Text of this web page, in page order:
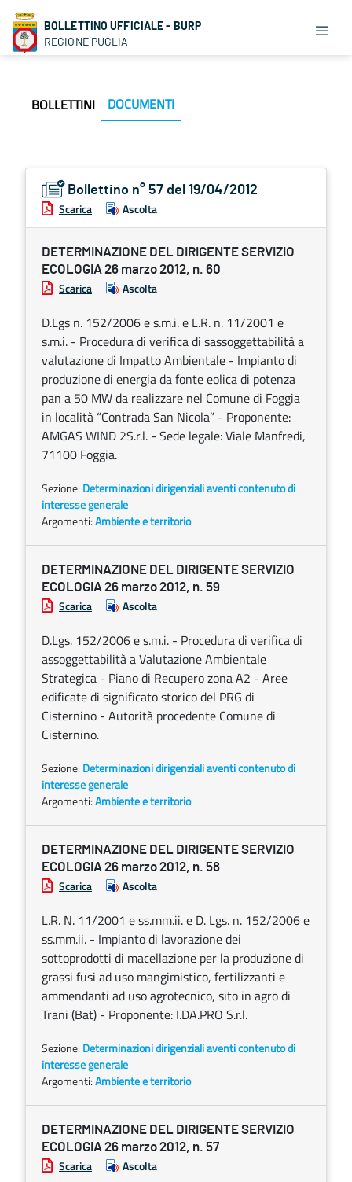
BOLLETTINO UFFICIALE - BURP
REGIONE PUGLIA
BOLLETTINI DOCUMENTI
Bollettino n° 57 del 19/04/2012
Scarica Ascolta
DETERMINAZIONE DEL DIRIGENTE SERVIZIO
ECOLOGIA 26 marzo 2012, n. 60
Scarica Ascolta
D.Lgs n. 152/2006 e s.m.i. e L.R. n. 11/2001 e
s.m.i. - Procedura di verifica di sassoggettabilità a
valutazione di Impatto Ambientale - Impianto di
produzione di energia da fonte eolica di potenza
pan a 50 MW da realizzare nel Comune di Foggia
in località “Contrada San Nicola” - Proponente:
AMGAS WIND 2S.r.l. - Sede legale: Viale Manfredi,
71100 Foggia.
Sezione: Determinazioni dirigenziali aventi contenuto di
interesse generale
Argomenti:Ambiente e territorio
DETERMINAZIONE DEL DIRIGENTE SERVIZIO
ECOLOGIA 26 marzo 2012, n. 59
Scarica Ascolta
D.Lgs. 152/2006 e s.m.i. - Procedura di verifica di
assoggettabilità a Valutazione Ambientale
Strategica - Piano di Recupero zona A2 - Aree
edificate di significato storico del PRG di
Cisternino - Autorità procedente Comune di
Cisternino.
Sezione: Determinazioni dirigenziali aventi contenuto di
interesse generale
Argomenti:Ambiente e territorio
DETERMINAZIONE DEL DIRIGENTE SERVIZIO
ECOLOGIA 26 marzo 2012, n. 58
Scarica Ascolta
L.R. N. 11/2001 e ss.mm.ii. e D. Lgs. n. 152/2006 e
ss.mm.ii. - Impianto di lavorazione dei
sottoprodotti di macellazione per la produzione di
grassi fusi ad uso mangimistico, fertilizzanti e
ammendanti ad uso agrotecnico, sito in agro di
Trani (Bat) - Proponente: I.DA.PRO S.r.l.
Sezione: Determinazioni dirigenziali aventi contenuto di
interesse generale
Argomenti:Ambiente e territorio
DETERMINAZIONE DEL DIRIGENTE SERVIZIO
ECOLOGIA 26 marzo 2012, n. 57
Scarica Ascolta